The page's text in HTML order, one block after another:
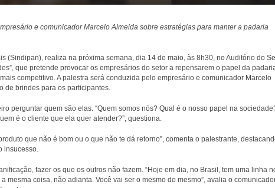
e comunicador Marcelo Almeida sobre estratégias para manter a padaria
(Sindipan), realiza na próxima semana, dia 14 de maio, às 8h30, no Auditório do
que pretende provocar os empresários do setor a repensarem o papel da
competitivo. A palestra será conduzida pelo empresário e comunicador Marcelo
de brindes para os participantes.
perguntar quem são elas. “Quem somos nós? Qual é o nosso papel na
é o cliente que ela quer atender?”, questiona.
que não é bom ou o que não te dá retorno”, comenta o palestrante,
insucesso.
fazer os que os outros não fazem. “Hoje em dia, no Brasil, tem uma linha
coisa, não adianta. Você vai ser o mesmo do mesmo”, avalia o